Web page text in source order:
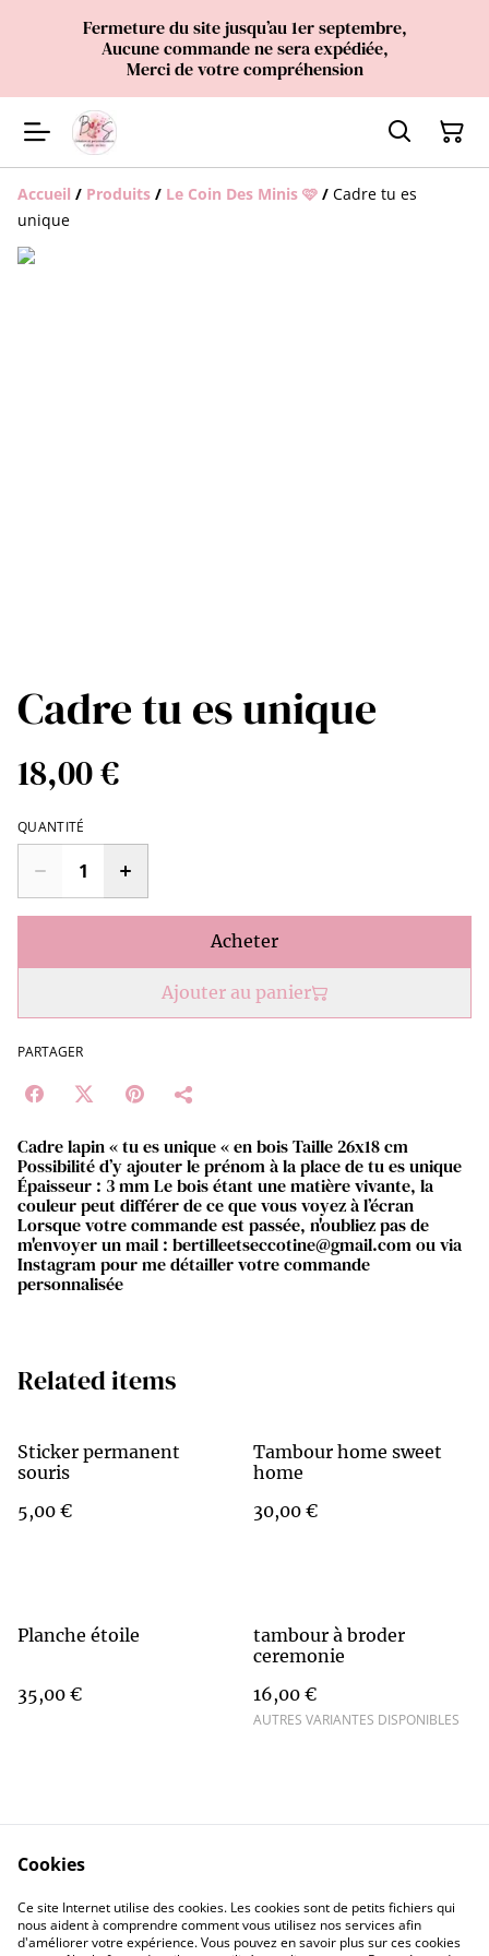
Fermeture du site jusqu’au 1er septembre,
Aucune commande ne sera expédiée,
Merci de votre compréhension
Accueil / Produits / Le Coin Des Minis 🩷 / Cadre tu es
unique
Cadre tu es unique
18,00 €
QUANTITÉ
Acheter
Ajouter au panier
PARTAGER
Cadre lapin « tu es unique « en bois Taille 26x18 cm
Possibilité d’y ajouter le prénom à la place de tu es unique
Épaisseur : 3 mm Le bois étant une matière vivante, la
couleur peut différer de ce que vous voyez à l’écran
Lorsque votre commande est passée, n'oubliez pas de
m'envoyer un mail : bertilleetseccotine@gmail.com ou via
Instagram pour me détailler votre commande
personnalisée
Related items
Sticker permanent
souris
5,00 €
Tambour home sweet
home
30,00 €
Planche étoile
35,00 €
tambour à broder
ceremonie
16,00 €
AUTRES VARIANTES DISPONIBLES
Contact Us
Legal Terms
Privacy Policy
Cookie Policy
Cookies
Ce site Internet utilise des cookies. Les cookies sont de petits fichiers qui
nous aident à comprendre comment vous utilisez nos services afin
d'améliorer votre expérience. Vous pouvez en savoir plus sur ces cookies